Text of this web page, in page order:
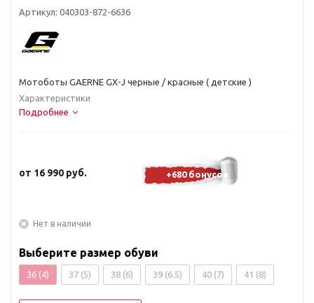
Артикул: 040303-872-6636
Мотоботы GAERNE GX-J черные / красные ( детские )
Характеристики
Подробнее
от 16 990 руб. +680 бонусов
Нет в наличии
Выберите размер обуви
36 (4) 37 (5) 38 (6) 39 (6.5) 40 (7) 41 (8)